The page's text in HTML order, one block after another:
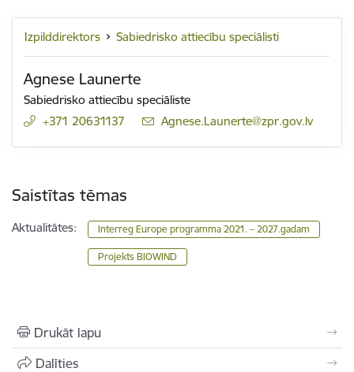
Izpilddirektors Sabiedrisko attiecību speciālisti
Agnese Launerte
Sabiedrisko attiecību speciāliste
+371 20631137
E-pasts:
Agnese.Launerte@zpr.gov.lv
Saistītas tēmas
Aktualitātes: Interreg Europe programma 2021. – 2027.gadam
Projekts BIOWIND
Drukāt lapu
Dalīties